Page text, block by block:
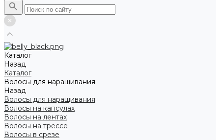
Каталог
Назад
Каталог
Волосы для наращивания
Назад
Волосы для наращивания
Волосы на капсулах
Волосы на лентах
Волосы на трессе
Волосы в срезе